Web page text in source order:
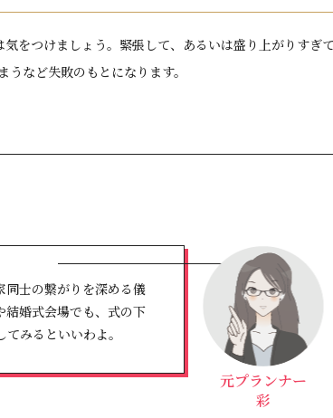
をつけましょう。緊張して、あるいは盛り上がりすぎ
など失敗のもとになります。
同士の繋がりを深める儀
結婚式会場でも、式の下
みるといいわよ。
元プランナー
彩